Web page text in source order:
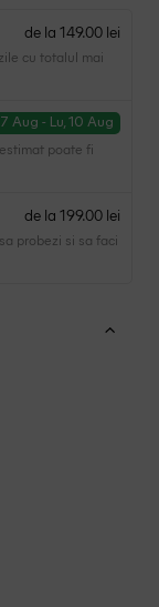
de la 149.00 lei
cu totalul mai
Aug - Lu, 10 Aug
poate fi
de la 199.00 lei
probezi si sa faci